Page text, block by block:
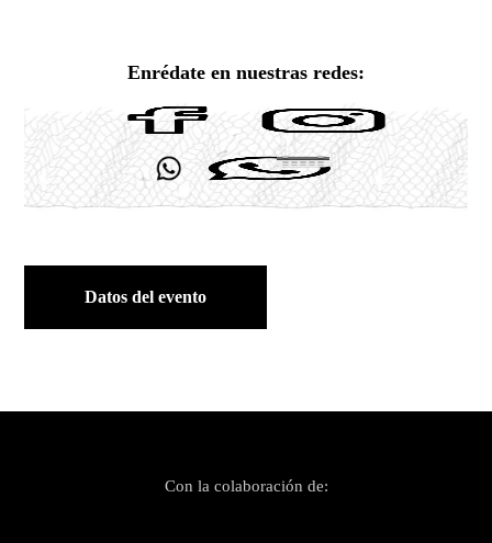
Enrédate en nuestras redes:
Datos del evento
Con la colaboración de: